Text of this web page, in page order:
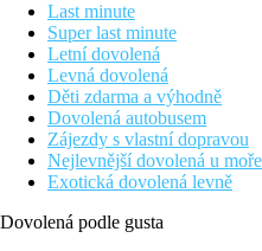
Last minute
Super last minute
Letní dovolená
Levná dovolená
Děti zdarma a výhodně
Dovolená autobusem
Zájezdy s vlastní dopravou
Nejlevnější dovolená u moře
Exotická dovolená levně
Dovolená podle gusta